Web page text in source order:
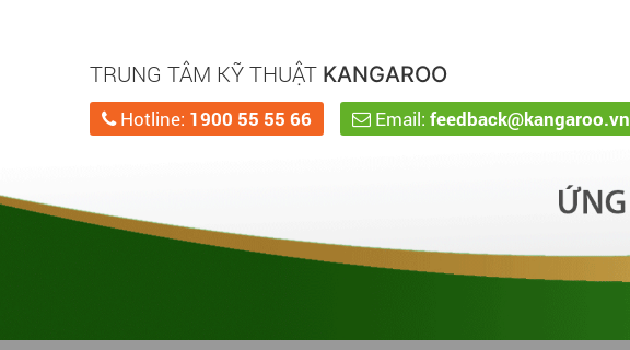
TRUNG TÂM KỸ THUẬT KANGAROO
Hotline: 1900 55 55 66 Email:feedback@kangaroo.vn